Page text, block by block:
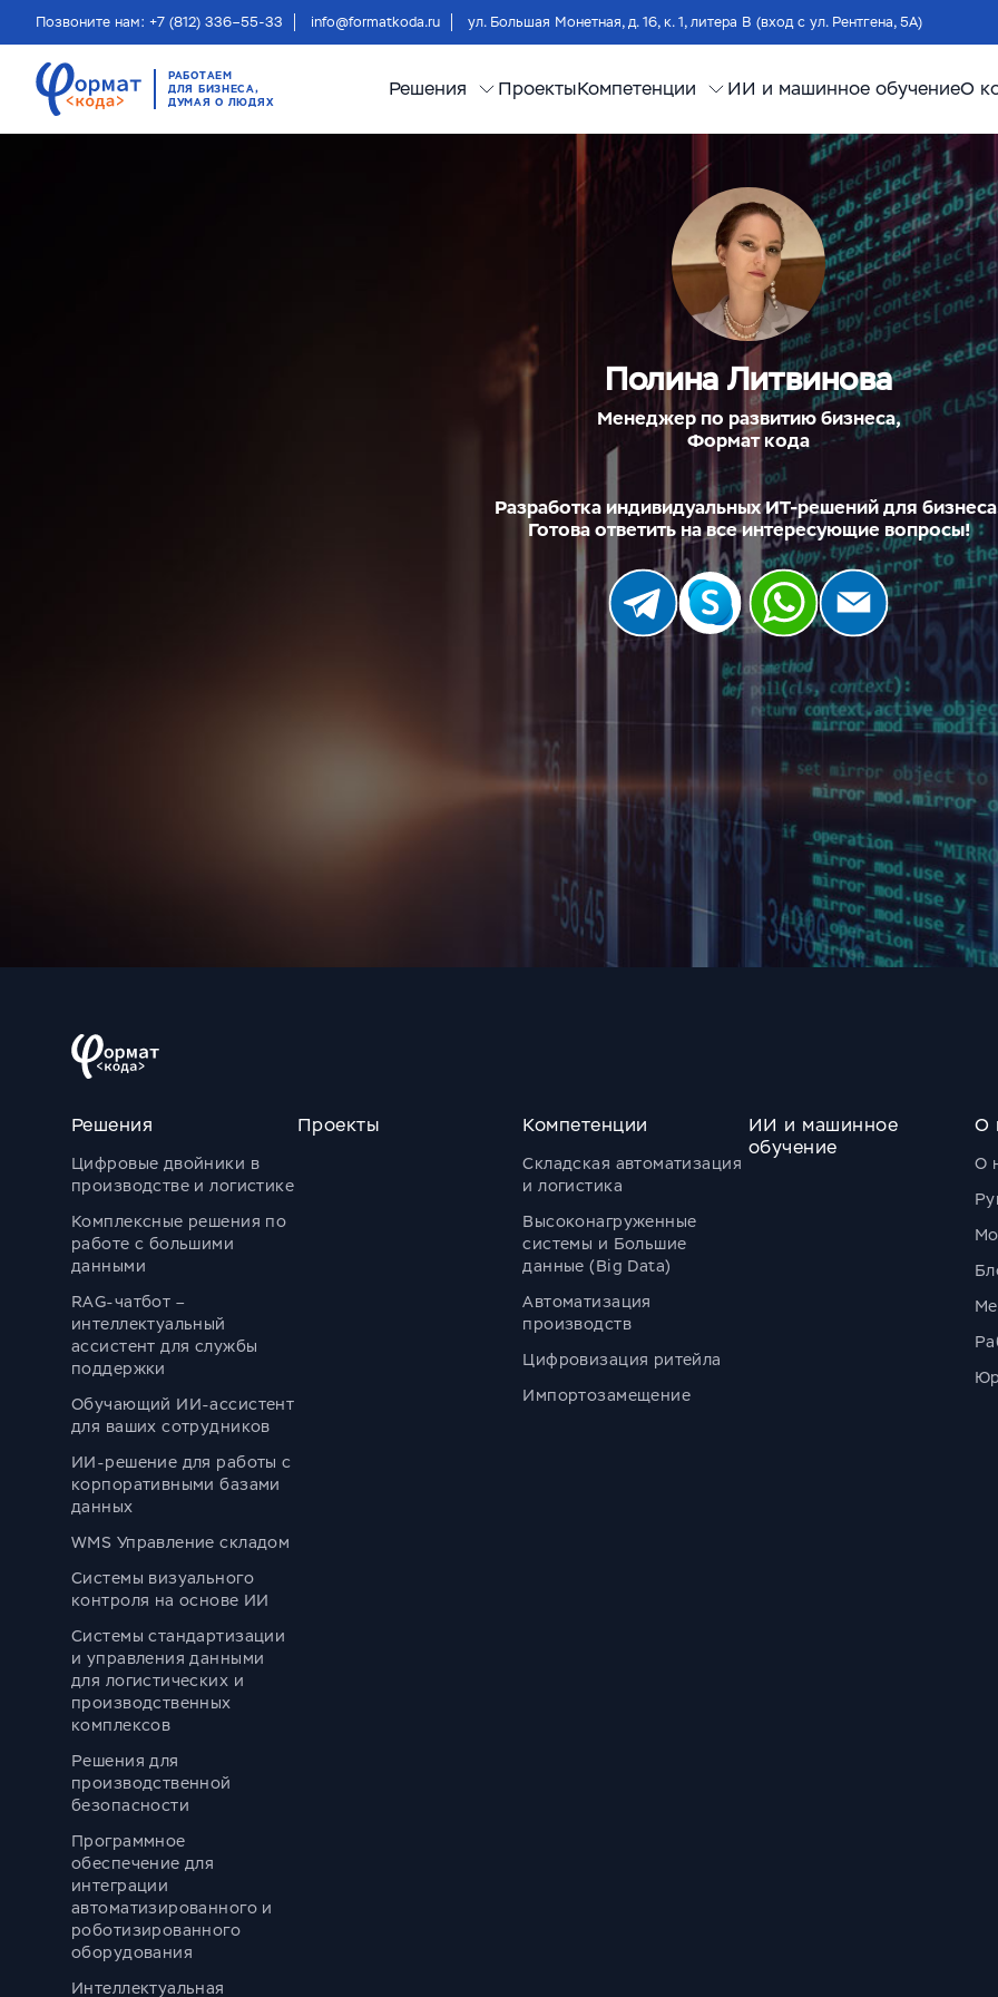
Позвоните нам: +7 (812) 336–55-33 info@formatkoda.ru ул. Большая Монетная, д. 16, к. 1, литера В (вход с ул. Рентгена, 5А)
РАБОТАЕМ
ДЛЯ БИЗНЕСА,
ДУМАЯ О ЛЮДЯХ
Решения ПроектыКомпетенции ИИ и машинное обучениеО
Полина Литвинова
Менеджер по развитию бизнеса,
Формат кода
Разработка индивидуальных ИТ-решений для
Готова ответить на все интересующие вопросы!
Решения
Цифровые двойники в
производстве и логистике
Комплексные решения по
работе с большими
данными
RAG-чатбот –
интеллектуальный
ассистент для службы
поддержки
Обучающий ИИ-ассистент
для ваших сотрудников
ИИ-решение для работы с
корпоративными базами
данных
WMS Управление складом
Системы визуального
контроля на основе ИИ
Системы стандартизации
и управления данными
для логистических и
производственных
комплексов
Решения для
производственной
безопасности
Программное
обеспечение для
интеграции
автоматизированного и
роботизированного
оборудования
Интеллектуальная
Проекты Компетенции
Складская автоматизация
и логистика
Высоконагруженные
системы и Большие
данные (Big Data)
Автоматизация
производств
Цифровизация ритейла
Импортозамещение
ИИ и машинное
обучение
О
О